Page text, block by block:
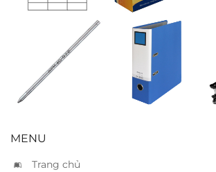
Ruột bút Zebra
4C
Bìa còng ống
King Jim A4
10cm – 1470
MENU
Trang chủ